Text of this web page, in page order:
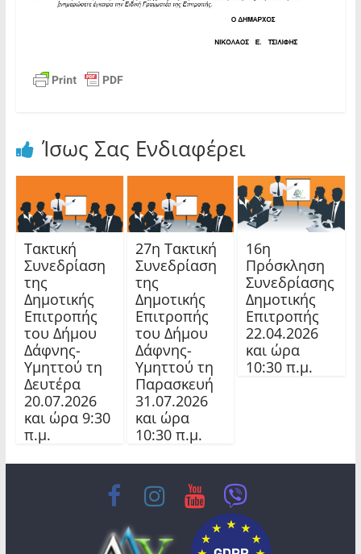
Ίσως Σας Ενδιαφέρει
Τακτική
Συνεδρίαση
της
Δημοτικής
Επιτροπής
του Δήμου
Δάφνης-
Υμηττού τη
Δευτέρα
20.07.2026
και ώρα 9:30
π.μ.
27η Τακτική
Συνεδρίαση
της
Δημοτικής
Επιτροπής
του Δήμου
Δάφνης-
Υμηττού τη
Παρασκευή
31.07.2026
και ώρα
10:30 π.μ.
16η
Πρόσκληση
Συνεδρίασης
Δημοτικής
Επιτροπής
22.04.2026
και ώρα
10:30 π.μ.